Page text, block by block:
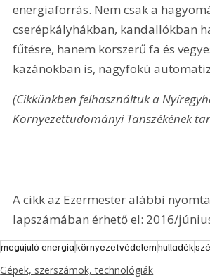
energiaforrás. Nem csak a
cserépkályhákban, kandallókban
fűtésre, hanem korszerű fa és
kazánokban is, nagyfokú
(Cikkünkben felhasználtuk a
Környezettudományi Tanszékének
A cikk az Ezermester alábbi
lapszámában érhető el: 2016/
megújuló energiakörnyezetvédelemhulladék
Gépek, szerszámok, technológiák